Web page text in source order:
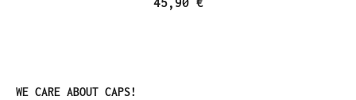
Produktgalerie überspringen
WE CARE ABOUT CAPS!